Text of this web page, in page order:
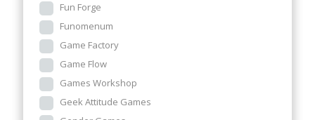
Fun Forge
Funomenum
Game Factory
Game Flow
Games Workshop
Geek Attitude Games